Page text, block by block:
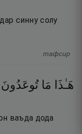
синну солу
тафсир
هَـٰذَا مَا تُوعَدُونَ
ваъда дода